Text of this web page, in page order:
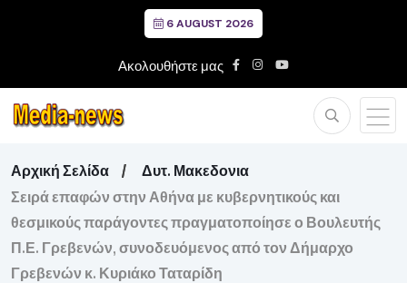
6 AUGUST 2026
Ακολουθήστε μας
Αρχική Σελίδα
Δυτ. Μακεδονια
Σειρά επαφών στην Αθήνα με κυβερνητικούς και
θεσμικούς παράγοντες πραγματοποίησε ο Βουλευτής
Π.Ε. Γρεβενών, συνοδευόμενος από τον Δήμαρχο
Γρεβενών κ. Κυριάκο Ταταρίδη